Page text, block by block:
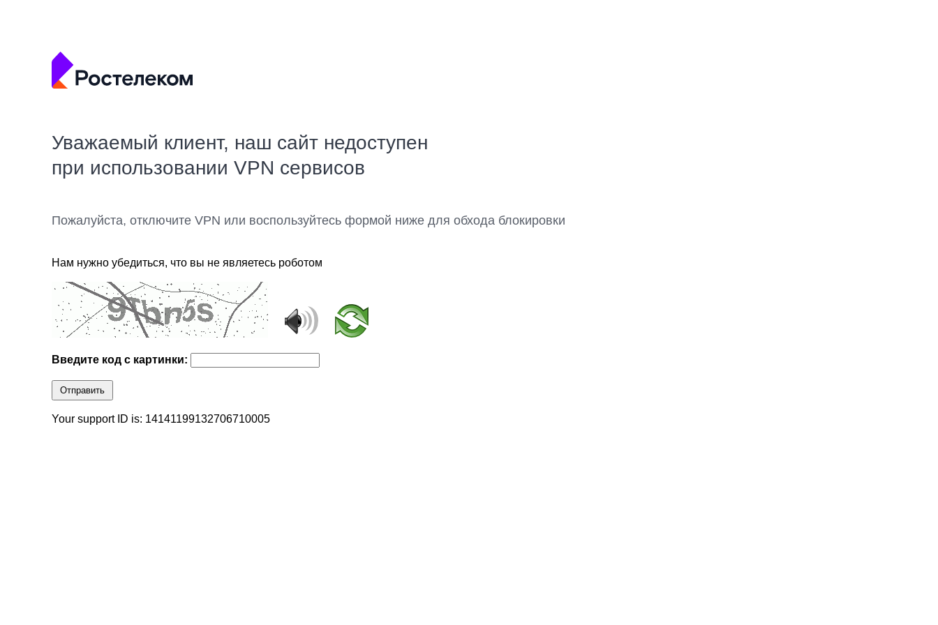
Уважаемый клиент, наш сайт недоступен
при использовании VPN сервисов
Пожалуйста, отключите VPN или воспользуйтесь формой ниже для обхода блокировки
Нам нужно убедиться, что вы не являетесь роботом
Введите код с картинки:
Отправить
Your support ID is: 14141199132706710005